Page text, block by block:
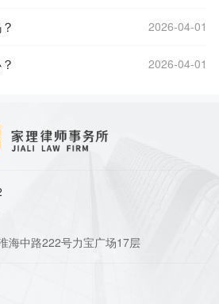
2026-04-01
2026-04-01
海中路222号力宝广场17层